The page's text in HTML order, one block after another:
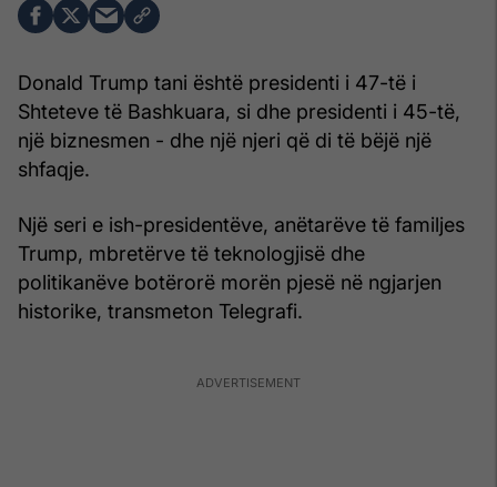
Donald Trump tani është presidenti i 47-të i
Shteteve të Bashkuara, si dhe presidenti i 45-të,
një biznesmen - dhe një njeri që di të bëjë një
shfaqje.
Një seri e ish-presidentëve, anëtarëve të familjes
Trump, mbretërve të teknologjisë dhe
politikanëve botërorë morën pjesë në ngjarjen
historike, transmeton Telegrafi.